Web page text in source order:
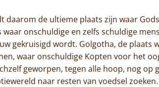
daarom de ultieme plaats zijn waar
waar onschuldige en zelfs schuldige
gekruisigd wordt. Golgotha, de
waar onschuldige Kopten voor het
geworpen, tegen alle hoop, nog op
naar resten van voedsel